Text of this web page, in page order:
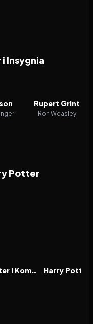
Insygnia
Rupert Grint
Ron Weasley
Potter
Harry Potter i Komnata Tajemnic FILM